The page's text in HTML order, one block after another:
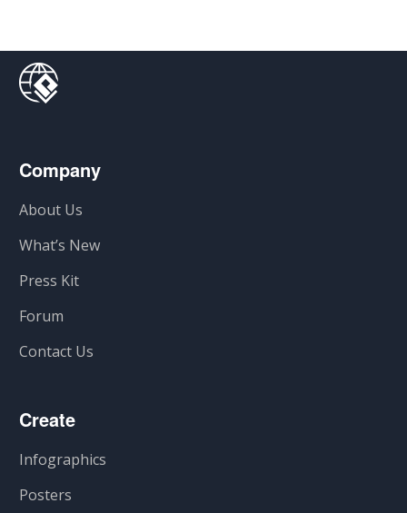
Company
About Us
What’s New
Press Kit
Forum
Contact Us
Create
Infographics
Posters